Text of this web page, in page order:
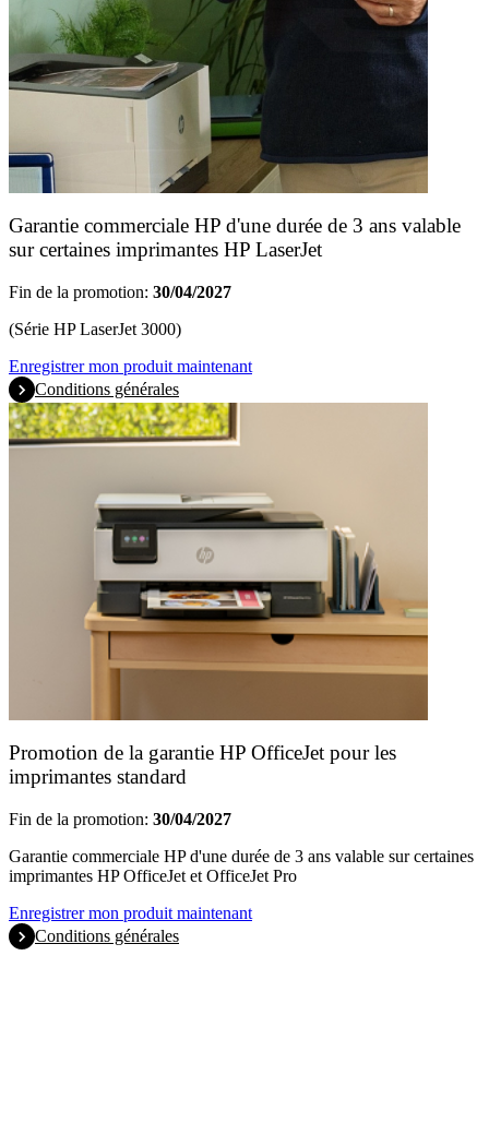
Garantie commerciale HP d'une durée de 3 ans valable
sur certaines imprimantes HP LaserJet
Fin de la promotion: 30/04/2027
(Série HP LaserJet 3000)
Enregistrer mon produit maintenant
Conditions générales
Promotion de la garantie HP OfficeJet pour les
imprimantes standard
Fin de la promotion: 30/04/2027
Garantie commerciale HP d'une durée de 3 ans valable sur certaines
imprimantes HP OfficeJet et OfficeJet Pro
Enregistrer mon produit maintenant
Conditions générales